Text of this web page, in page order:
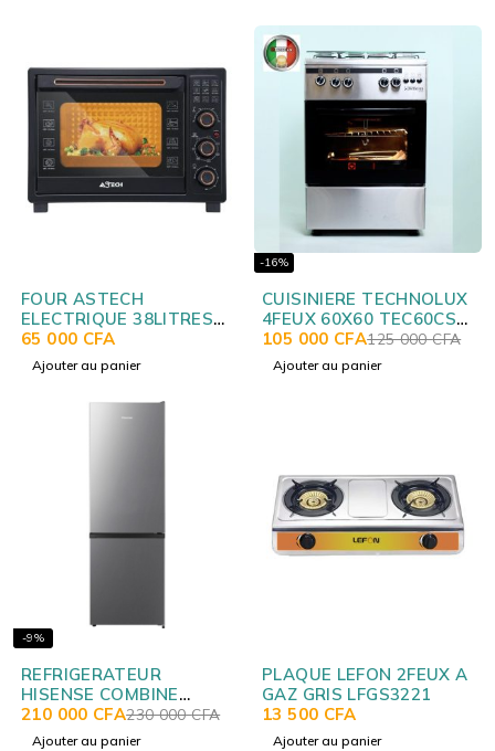
FOUR ASTECH
ELECTRIQUE 38LITRES
NOIR FO38IGDL
65 000 CFA
Ajouter au panier
-16%
CUISINIERE TECHNOLUX
4FEUX 60X60 TEC60CS
NEW
125 000CFA
105 000 CFA
Ajouter au panier
-9%
REFRIGERATEUR
HISENSE COMBINE
3TIROIRS 228L
RD29DC4SA
230 000CFA
210 000 CFA
Ajouter au panier
PLAQUE LEFON 2FEUX A
GAZ GRIS LFGS3221
13 500 CFA
Ajouter au panier